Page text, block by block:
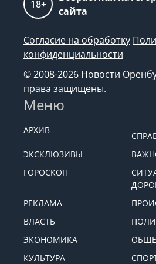
18+
сайта
Согласие на обработку
конфиденциальности
© 2008-2026 Новости
права защищены.
Меню
АРХИВ
ЭКСКЛЮЗИВЫ
ГОРОСКОП
РЕКЛАМА
ВЛАСТЬ
ЭКОНОМИКА
КУЛЬТУРА